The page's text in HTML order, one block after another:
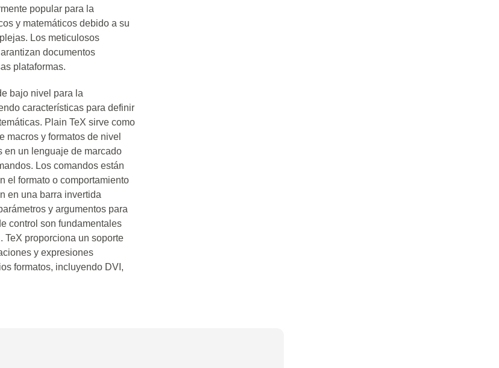
popular para la
y matemáticos debido a su
Los meticulosos
documentos
plataformas.
bajo nivel para la
características para definir
Plain TeX sirve como
macros y formatos de nivel
en un lenguaje de marcado
Los comandos están
el formato o comportamiento
en una barra invertida
y argumentos para
control son fundamentales
TeX proporciona un soporte
y expresiones
formatos, incluyendo DVI,